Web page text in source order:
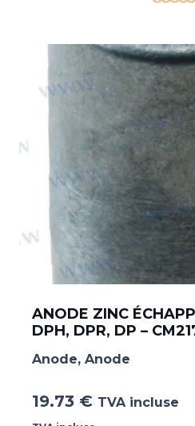
ANODE ZINC
DPH, DPR, DP –
Anode, Anode
19.73 € TVA incluse